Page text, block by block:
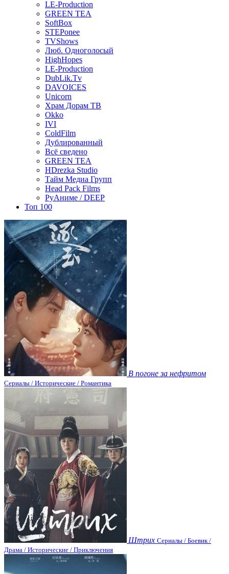
LE-Production
GREEN TEA
SoftBox
STEPonee
TVShows
Люб. Одноголосый
HighHopes
LE-Production
DubLik.Tv
DAVOICES
Unicorn
Храм Дорам ТВ
Okko
IVI
ColdFilm
Дублированный
Всё сведено
GREEN TEA
HDrezka Studio
Тайм Медиа Групп
Head Pack Films
РуАниме / DEEP
Топ 100
В погоне за нефритом
Сериалы / Исторические / Романтика
Штрих Сериалы / Боевик /
Драма / Исторические / Приключения